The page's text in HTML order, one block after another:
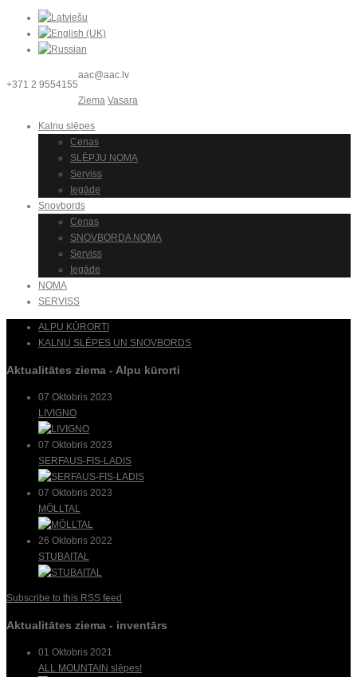
+371 2 9554155
aac@aac.lv
Ziema Vasara
Kalnu slēpes
Cenas
SLĒPJU NOMA
Serviss
Iegāde
Snovbords
Cenas
SNOVBORDA NOMA
Serviss
Iegāde
NOMA
SERVISS
ALPU KŪRORTI
KALNU SLĒPES UN SNOVBORDS
Aktualitātes ziema - Alpu kūrorti
07 Oktobris 2023
LIVIGNO
07 Oktobris 2023
SERFAUS-FIS-LADIS
07 Oktobris 2023
MÖLLTAL
26 Oktobris 2022
STUBAITAL
Subscribe to this RSS feed
Aktualitātes ziema - inventārs
01 Oktobris 2021
ALL MOUNTAIN slēpes!